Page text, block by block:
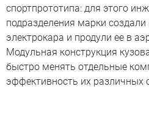
спортпрототипа: для этого
подразделения марки
электрокара и продули ее в
Модульная конструкция
быстро менять отдельные
эффективность их различных